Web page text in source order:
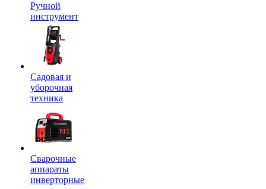
Ручной
инструмент
Садовая и
уборочная
техника
Сварочные
аппараты
инверторные